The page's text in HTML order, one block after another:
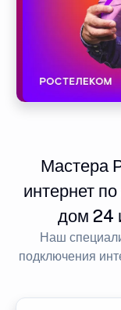
Мастера
интернет
дом 24
Наш
подключения